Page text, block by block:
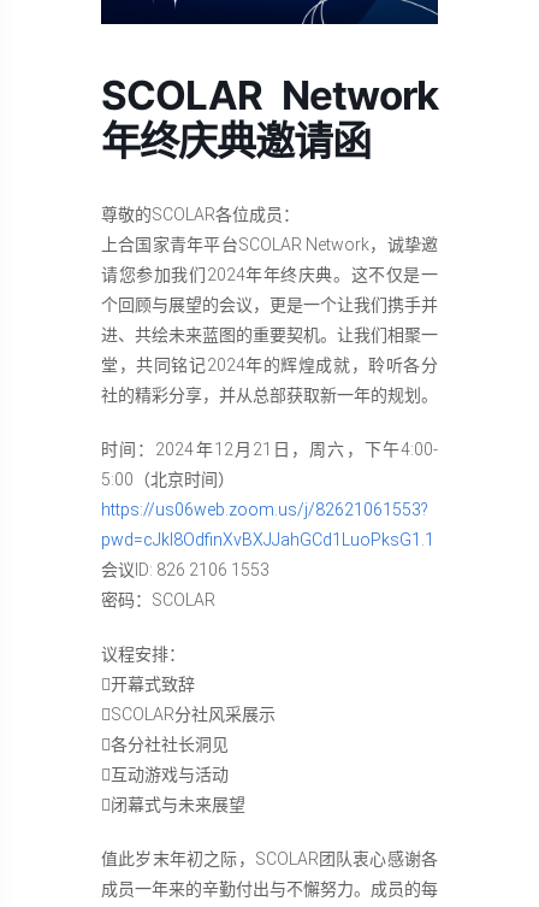
SCOLAR Network
年终庆典邀请函
尊敬的SCOLAR各位成员：
上合国家青年平台SCOLAR Network，诚挚邀
请您参加我们2024年年终庆典。这不仅是一
个回顾与展望的会议，更是一个让我们携手并
进、共绘未来蓝图的重要契机。让我们相聚一
堂，共同铭记2024年的辉煌成就，聆听各分
社的精彩分享，并从总部获取新一年的规划。
时间：2024年12月21日，周六，下午4:00-
5:00（北京时间）
https://us06web.zoom.us/j/82621061553?
pwd=cJkI8OdfinXvBXJJahGCd1LuoPksG1.1
会议ID: 826 2106 1553
密码：SCOLAR
议程安排：
开幕式致辞
SCOLAR分社风采展示
各分社社长洞见
互动游戏与活动
闭幕式与未来展望
值此岁末年初之际，SCOLAR团队衷心感谢各
成员一年来的辛勤付出与不懈努力。成员的每